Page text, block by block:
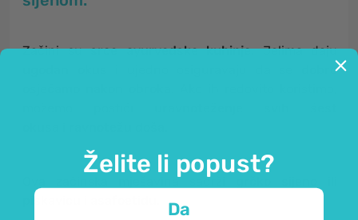
Začinisusrce ayurvedske kuhinje. Jelima daju
dobro
Ova začinska mješavina sadrži
Želite li popust?
Da